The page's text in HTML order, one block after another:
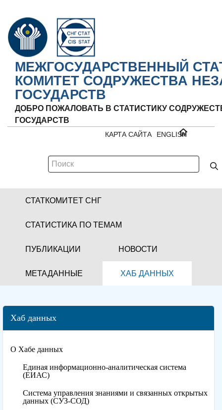
МЕЖГОСУДАРСТВЕННЫЙ
КОМИТЕТ СОДРУЖЕСТВА
ГОСУДАРСТВ
ДОБРО ПОЖАЛОВАТЬ В СТАТИСТИКУ
ГОСУДАРСТВ
ENGLISH
КАРТА САЙТА
СТАТКОМИТЕТ СНГ
СТАТИСТИКА ПО ТЕМАМ
ПУБЛИКАЦИИ НОВОСТИ
МЕТАДАННЫЕ ХАБ ДАННЫХ
Хаб данных
О Хабе данных
Единая информационно-аналитическая система
(ЕИАС)
Система управления знаниями и связанных открытых
данных (СУЗ-СОД)